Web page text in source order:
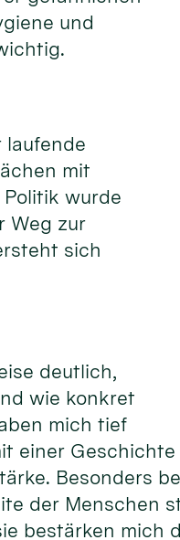
und
laufende
mit
wurde
Weg zur
sich
deutlich,
wie konkret
mich tief
einer
Besonders
der Menschen
bestärken mich